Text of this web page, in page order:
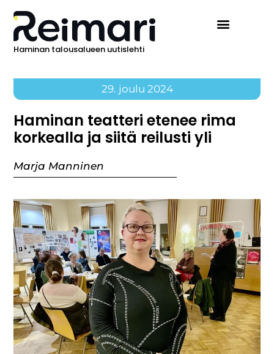
Haminan talousalueen uutislehti
29. joulu 2024
Haminan teatteri etenee rima
korkealla ja siitä reilusti yli
Marja Manninen